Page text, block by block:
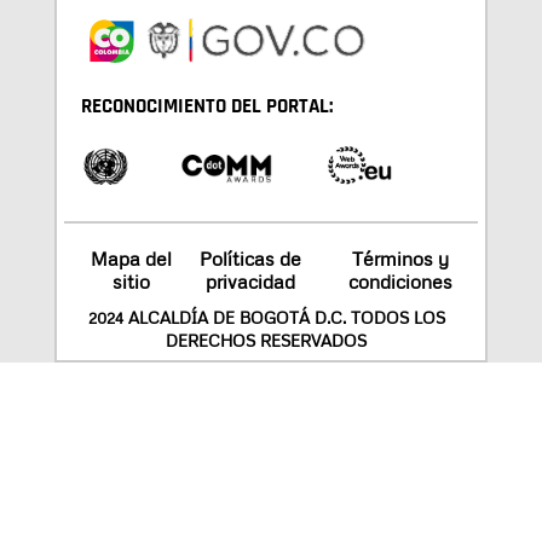
RECONOCIMIENTO DEL PORTAL:
Mapa del
sitio
Políticas de
privacidad
Términos y
condiciones
2024 ALCALDÍA DE BOGOTÁ D.C. TODOS LOS
DERECHOS RESERVADOS